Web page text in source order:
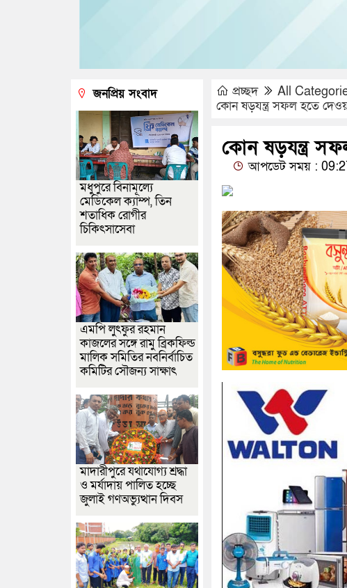
প্রচ্ছদ All
কোন ষড়যন্ত্র সফল হতে
কোন ষড়যন্ত্র
আপডেট সময় :
জনপ্রিয় সংবাদ
মধুপুরে বিনামূল্যে
মেডিকেল ক্যাম্প, তিন
শতাধিক রোগীর
চিকিৎসাসেবা
এমপি লুৎফুর রহমান
কাজলের সঙ্গে রামু ব্রিকফিল্ড
মালিক সমিতির নবনির্বাচিত
কমিটির সৌজন্য সাক্ষাৎ
মাদারীপুরে যথাযোগ্য শ্রদ্ধা
ও মর্যাদায় পালিত হচ্ছে
জুলাই গণঅভ্যুত্থান দিবস